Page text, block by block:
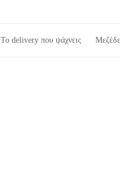
Το delivery που ψάχνεις